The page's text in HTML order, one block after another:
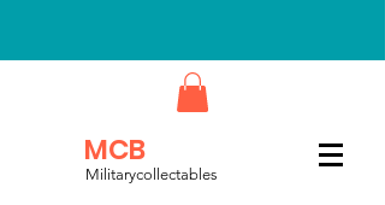
MCB
Militarycollectables